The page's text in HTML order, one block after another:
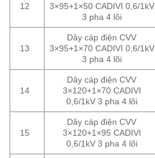
12
3×95+1×50 CADIVI 0,6/1kV
3 pha 4 lõi
13
Dây cáp điện CVV
3×95+1×70 CADIVI 0,6/1kV
3 pha 4 lõi
14
Dây cáp điện CVV
3×120+1×70 CADIVI
0,6/1kV 3 pha 4 lõi
15
Dây cáp điện CVV
3×120+1×95 CADIVI
0,6/1kV 3 pha 4 lõi